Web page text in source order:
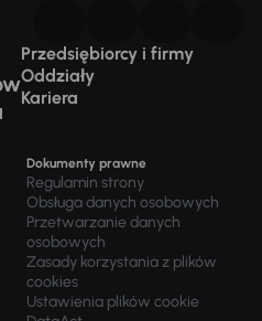
Przedsiębiorcy i firmy
Oddziały
Kariera
Dokumenty prawne
Regulamin strony
Obsługa danych osobowych
Przetwarzanie danych
osobowych
Zasady korzystania z plików
cookies
Ustawienia plików cookie